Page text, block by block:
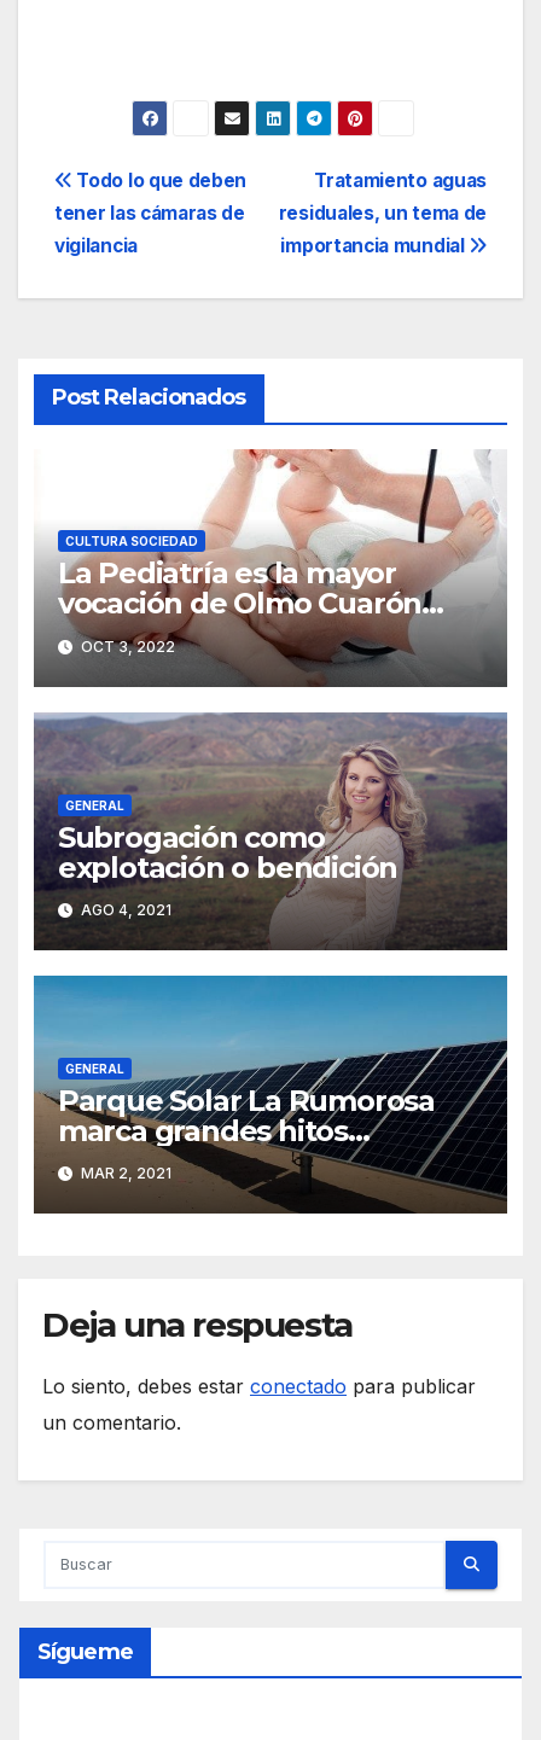
Navegación
de
entradas
Tratamiento aguas
residuales, un tema de
importancia mundial
Todo lo que deben
tener las cámaras de
vigilancia
Post Relacionados
CULTURA SOCIEDAD
La Pediatría es la mayor
vocación de Olmo Cuarón
/Síntomas de autismo
OCT 3, 2022
GENERAL
Subrogación como
explotación o bendición
AGO 4, 2021
GENERAL
Parque Solar La Rumorosa
marca grandes hitos
energéticos en México
MAR 2, 2021
Deja una respuesta
Lo siento, debes estar conectado para publicar
un comentario.
Sígueme